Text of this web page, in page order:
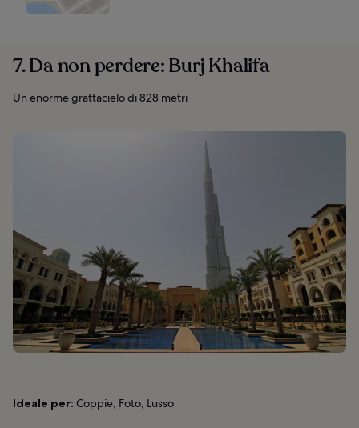
7. Da non perdere: Burj Khalifa
Un enorme grattacielo di 828 metri
Ideale per: Coppie, Foto, Lusso